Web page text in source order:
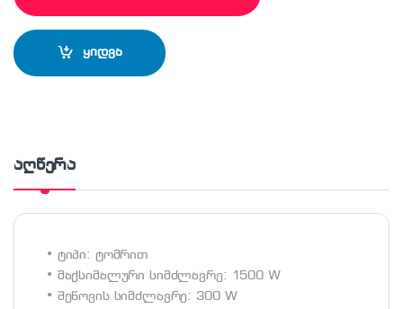
ყიდვა
აღწერა
• ტიპი: ტომრით
• მაქსიმალური სიმძლავრე: 1500 W
• შეწოვის სიმძლავრე: 300 W